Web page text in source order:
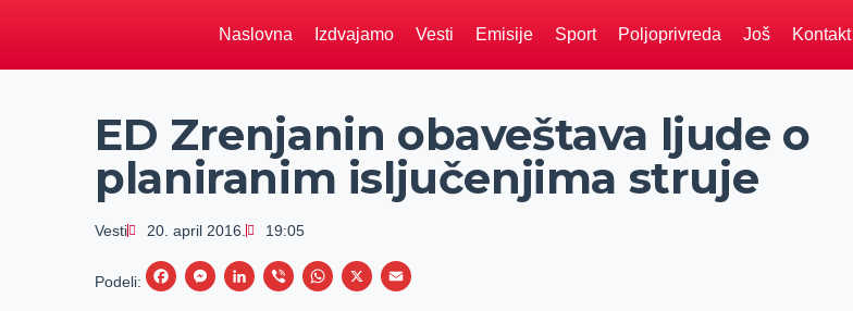
Naslovna Izdvajamo Vesti Emisije Sport Poljoprivreda Još Kontakt
ED Zrenjanin obaveštava ljude o
planiranim isljučenjima struje
Vesti 20. april 2016. 19:05
Podeli:
F
M
L
V
W
X